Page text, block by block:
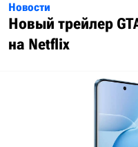
Новости
Новый трейлер
на Netflix